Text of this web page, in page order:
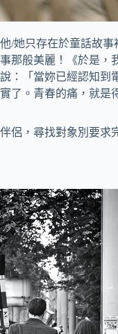
/她只存在於童話故
那般美麗！《於是，
：「當妳已經認知到
了。青春的痛，就是
侶，尋找對象別要求